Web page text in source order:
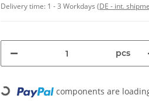
Delivery time: 1 - 3 Workdays (DE - int.
pcs
Loading... components are